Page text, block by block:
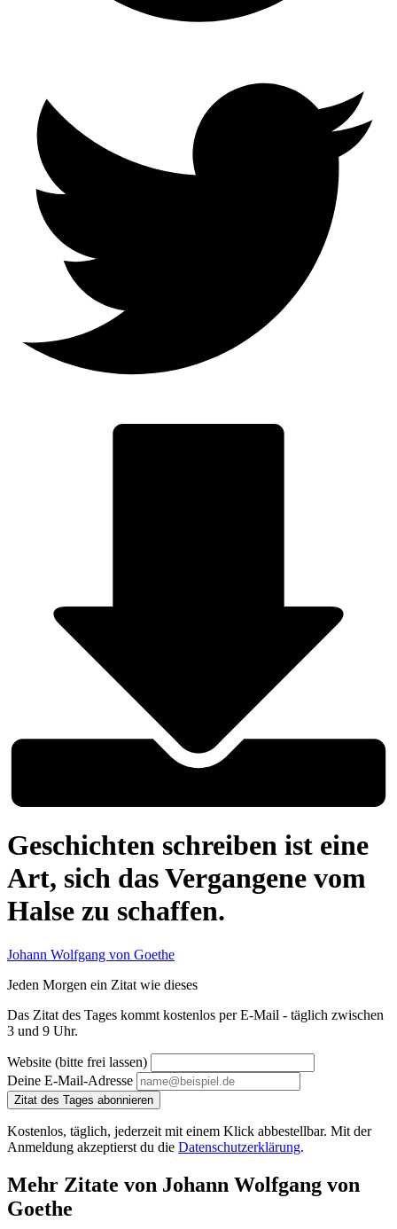
Geschichten schreiben ist eine
Art, sich das Vergangene vom
Halse zu schaffen.
Johann Wolfgang von Goethe
Jeden Morgen ein Zitat wie dieses
Das Zitat des Tages kommt kostenlos per E-Mail - täglich zwischen
3 und 9 Uhr.
Website (bitte frei lassen)
Deine E-Mail-Adresse
Zitat des Tages abonnieren
Kostenlos, täglich, jederzeit mit einem Klick abbestellbar. Mit der
Anmeldung akzeptierst du die Datenschutzerklärung.
Mehr Zitate von Johann Wolfgang von
Goethe